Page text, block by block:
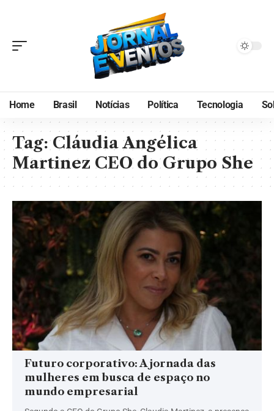
Home Brasil Notícias Política Tecnologia
Tag:Cláudia Angélica
Martinez CEO do Grupo She
Futuro corporativo: A jornada das
mulheres em busca de espaço no
mundo empresarial